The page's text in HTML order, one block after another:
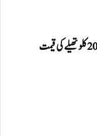
ایک ہفتے میں آٹا مزید مہنگا، 20 کلو تھیلے کی قیمت